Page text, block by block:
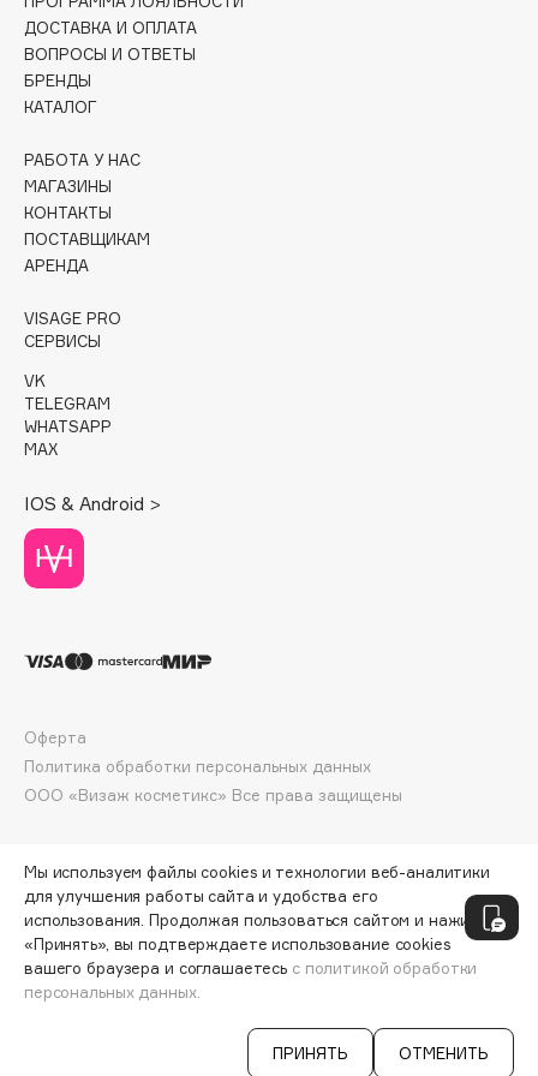
Collagenina
Consly
Corimo
CosRX
Crescina
Cunzite
Curaprox
D
d'Alba
DABO
DARLING*
Deonica
Dessange
Divage
DP Daily Perfection
Dr.Ceuracle
Dr.Jart+
DSD de Luxe
Dyson
ДОБАВИТЬ В КОРЗИНУ
ДОСТАВКА И ОПЛАТА
ВОПРОСЫ И ОТВЕТЫ
БРЕНДЫ
КАТАЛОГ
РАБОТА У НАС
МАГАЗИНЫ
КОНТАКТЫ
ПОСТАВЩИКАМ
АРЕНДА
VISAGE PRO
СЕРВИСЫ
VK
TELEGRAM
WHATSAPP
MAX
IOS & Android >
ООО «Визаж косметикс» Все права защищены
Оферта
Политика обработки персональных данных
Мы используем файлы cookies и технологии веб-аналитики
для улучшения работы сайта и удобства его
использования. Продолжая пользоваться сайтом и нажимая
«Принять», вы подтверждаете использование cookies
вашего браузера и соглашаетесь с политикой обработки
персональных данных.
ПРИНЯТЬ ОТМЕНИТЬ